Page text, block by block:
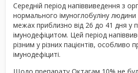
Середній період напіввиведення з
нормального імуноглобуліну
межах приблизно від 26 до 41 дня у
імунодефіцитом. Цей період
різним у різних пацієнтів, особливо
імунодефіциті.